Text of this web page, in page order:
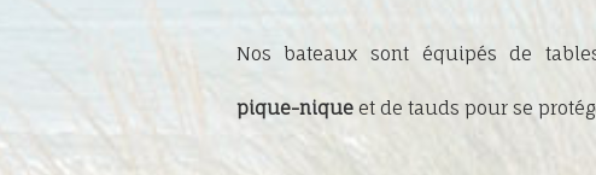
Nos bateaux sont équipés de
pique-niqueet de tauds pour se